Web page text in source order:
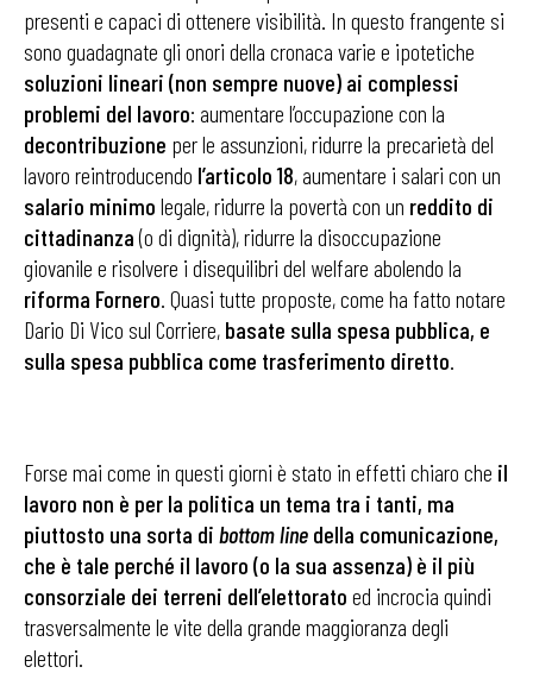
presenti e capaci di ottenere visibilità. In questo frangente si
sono guadagnate gli onori della cronaca varie e ipotetiche
soluzioni lineari (non sempre nuove) ai complessi
problemi del lavoro: aumentare l’occupazione con la
decontribuzione per le assunzioni, ridurre la precarietà del
lavoro reintroducendo l’articolo 18, aumentare i salari con un
salario minimo legale, ridurre la povertà con un reddito di
cittadinanza(o di dignità), ridurre la disoccupazione
giovanile e risolvere i disequilibri del welfare abolendo la
riforma Fornero. Quasi tutte proposte, come ha fatto notare
Dario Di Vico sul Corriere, basate sulla spesa pubblica, e
sulla spesa pubblica come trasferimento diretto.
Forse mai come in questi giorni è stato in effetti chiaro che il
lavoro non è per la politica un tema tra i tanti, ma
piuttosto una sorta di bottom line della comunicazione,
che è tale perché il lavoro (o la sua assenza) è il più
consorziale dei terreni dell’elettorato ed incrocia quindi
trasversalmente le vite della grande maggioranza degli
elettori.